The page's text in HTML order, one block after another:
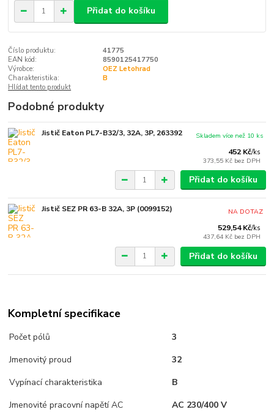
Přidat do košíku
Číslo produktu:
41775
EAN kód:
8590125417750
Výrobce:
OEZ Letohrad
Charakteristika:
B
Hlídat tento produkt
Podobné produkty
Jistič Eaton PL7-B32/3, 32A, 3P, 263392
452 Kč/ks
373,55 Kč bez DPH
Skladem více než 10 ks
Přidat do košíku
Jistič SEZ PR 63-B 32A, 3P (0099152)
529,54 Kč/ks
437,64 Kč bez DPH
NA DOTAZ
Přidat do košíku
Kompletní specifikace
Počet pólů
3
Jmenovitý proud
32
Vypínací charakteristika
B
Jmenovité pracovní napětí AC
AC 230/400 V